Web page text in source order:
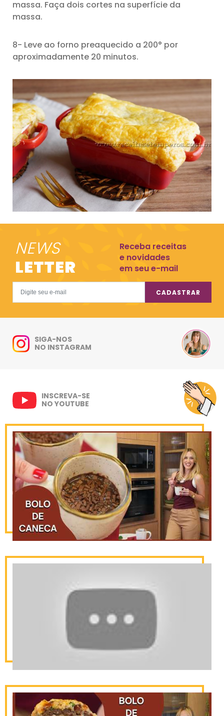
massa. Faça dois cortes na superfície da
massa.
8- Leve ao forno preaquecido a 200° por
aproximadamente 20 minutos.
NEWS
LETTER
Receba receitas
e novidades
em seu e-mail
CADASTRAR
SIGA-NOS
NO INSTAGRAM
INSCREVA-SE
NO YOUTUBE